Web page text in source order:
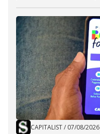
CAPITALIST/ 07/08/2026